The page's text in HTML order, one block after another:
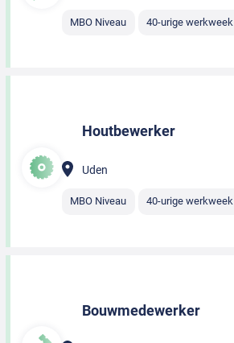
MBO Niveau 40-urige werkweek
Houtbewerker
Uden
MBO Niveau 40-urige werkweek
Bouwmedewerker